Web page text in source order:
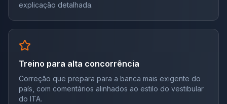
explicação detalhada.
Treino para alta concorrência
Correção que prepara para a banca mais exigente do
país, com comentários alinhados ao estilo do vestibular
do ITA.